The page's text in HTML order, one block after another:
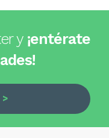
y ¡entérate